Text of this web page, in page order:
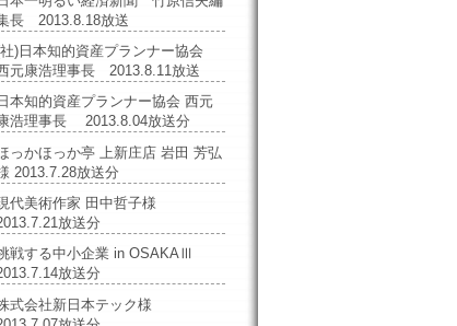
長 2013.8.18放送
)日本知的資産プランナー協会
元康浩理事長 2013.8.11放送
日本知的資産プランナー協会 西元
浩理事長 2013.8.04放送分
っかほっか亭 上新庄店 岩田 芳弘
2013.7.28放送分
代美術作家 田中哲子様
放送分
戦する中小企業 in OSAKAⅢ
放送分
式会社新日本テック様